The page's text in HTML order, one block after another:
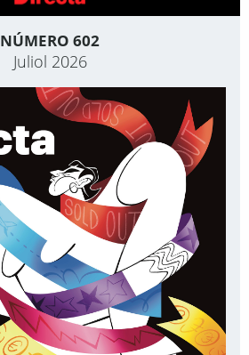
NÚMERO 602
Juliol 2026